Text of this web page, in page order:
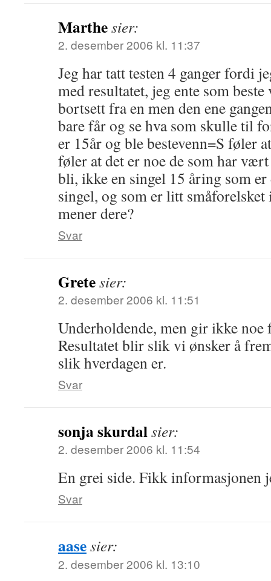
Marthesier:
2. desember 2006 kl. 11:37
Jeg har tatt testen 4 ganger fordi
med resultatet, jeg ente som beste
bortsett fra en men den ene
bare får og se hva som skulle til
er 15år og ble bestevenn=S føler
føler at det er noe de som har
bli, ikke en singel 15 åring som
singel, og som er litt småforelsket
mener dere?
Svar
Gretesier:
2. desember 2006 kl. 11:51
Underholdende, men gir ikke
Resultatet blir slik vi ønsker å
slik hverdagen er.
Svar
sonja skurdalsier:
2. desember 2006 kl. 11:54
En grei side. Fikk informasjonen
Svar
aasesier:
2. desember 2006 kl. 13:10